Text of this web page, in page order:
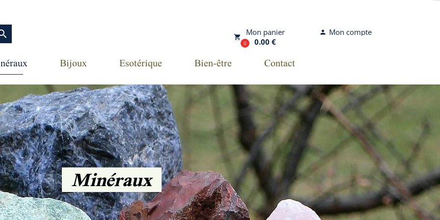
Bijoux Esotérique Bien-être Contact
person Mon compte
local_grocery_store
0
Mon panier
0.00 €
Minéraux